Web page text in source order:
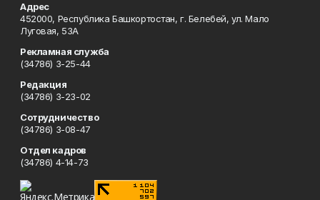
Адрес
452000, Республика Башкортостан, г. Белебей, ул. Мало
Луговая, 53А
Рекламная служба
(34786) 3-25-44
Редакция
(34786) 3-23-02
Сотрудничество
(34786) 3-08-47
Отдел кадров
(34786) 4-14-73